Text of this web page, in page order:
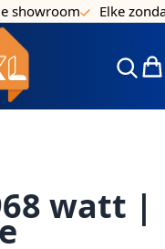
Elke zondag
watt |